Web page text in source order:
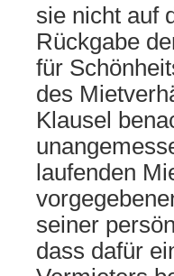
sie nicht auf
Rückgabe
für
des
Klausel
laufenden
seiner
dass dafür